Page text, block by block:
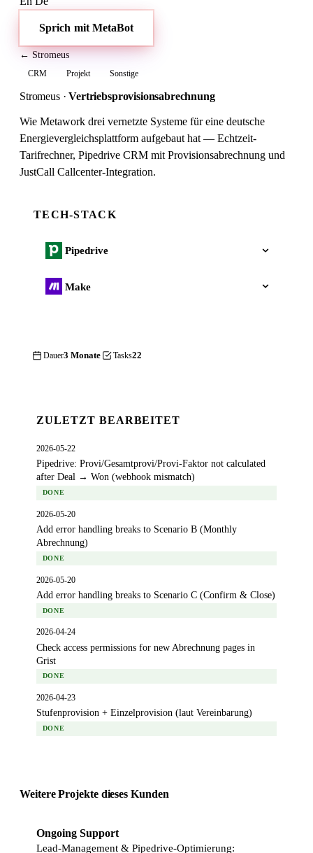
Sprich mit MetaBot
← Stromeus
CRM Projekt Sonstige
Stromeus · Vertriebsprovisionsabrechnung
Wie Metawork drei vernetzte Systeme für eine deutsche
Energievergleichsplattform aufgebaut hat — Echtzeit-
Tarifrechner, Pipedrive CRM mit Provisionsabrechnung und
JustCall Callcenter-Integration.
Dauer3 Monate Tasks22
ZULETZT BEARBEITET
2026-05-22
Pipedrive: Provi/Gesamtprovi/Provi-Faktor not calculated
after Deal → Won (webhook mismatch)
DONE
2026-05-20
Add error handling breaks to Scenario B (Monthly
Abrechnung)
DONE
2026-05-20
Add error handling breaks to Scenario C (Confirm & Close)
DONE
2026-04-24
Check access permissions for new Abrechnung pages in
Grist
DONE
2026-04-23
Stufenprovision + Einzelprovision (laut Vereinbarung)
DONE
Weitere Projekte dieses Kunden
Ongoing Support
Lead-Management & Pipedrive-Optimierung:
TECH-STACK
Pipedrive
Make